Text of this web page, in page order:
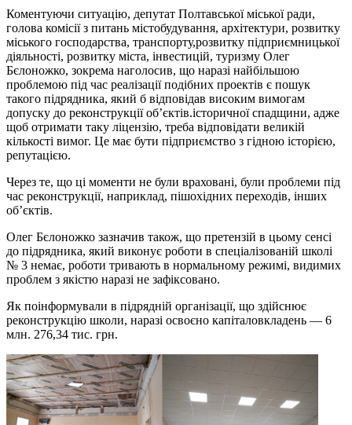
Коментуючи ситуацію, депутат Полтавської міської ради,
голова комісії з питань містобудування, архітектури, розвитку
міського господарства, транспорту,розвитку підприємницької
діяльності, розвитку міста, інвестицій, туризму Олег
Бєлоножко, зокрема наголосив, що наразі найбільшою
проблемою під час реалізації подібних проектів є пошук
такого підрядника, який б відповідав високим вимогам
допуску до реконструкції об’єктів.історичної спадщини, адже
щоб отримати таку ліцензію, треба відповідати великій
кількості вимог. Це має бути підприємство з гідною історією,
репутацією.
Через те, що ці моменти не були враховані, були проблеми під
час реконструкції, наприклад, пішохідних переходів, інших
об’єктів.
Олег Бєлоножко зазначив також, що претензій в цьому сенсі
до підрядника, який виконує роботи в спеціалізованій школі
№ 3 немає, роботи тривають в нормальному режимі, видимих
проблем з якістю наразі не зафіксовано.
Як поінформували в підрядній організації, що здійснює
реконструкцію школи, наразі освоєно капіталовкладень — 6
млн. 276,34 тис. грн.